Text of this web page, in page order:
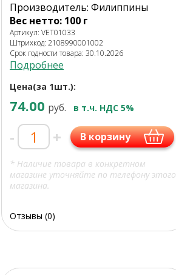
Производитель: Филиппины
Вес нетто: 100 г
Артикул: VET01033
Штрихкод: 2108990001002
Срок годности товара: 30.10.2026
Подробнее
Цена(за 1шт.):
74.00 руб. в т.ч. НДС 5%
- + В корзину
* Наличие товара в конкретном
магазине уточняйте по телефону этого
магазина.
Отзывы (0)